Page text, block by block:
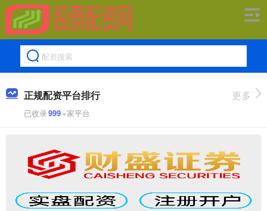
正规配资平台排行
已收录999+家平台
更多